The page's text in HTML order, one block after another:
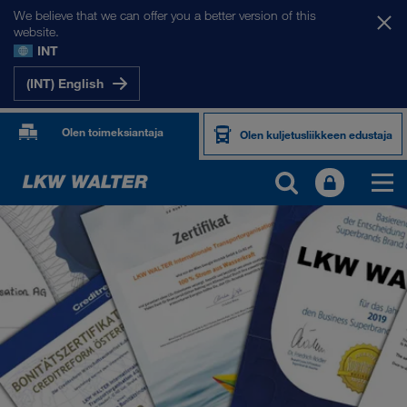
We believe that we can offer you a better version of this
website.
INT
(INT) English
Olen toimeksiantaja Olen kuljetusliikkeen edustaja
KUKA OLEMME
Yritystiedot
SHEQ-hallinto
Yhteiskuntavastuu